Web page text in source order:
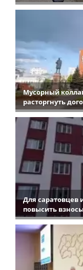
Мусорный
расторгнуть
Для саратовцев
повысить